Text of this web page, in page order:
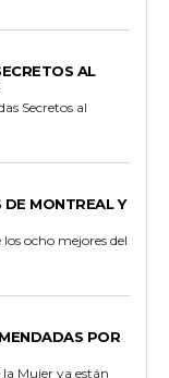
AL
Secretos al
MONTREAL Y
ocho mejores del
POR
Mujer ya están